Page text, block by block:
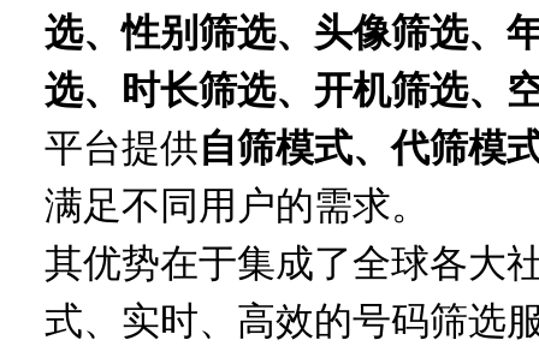
选、性别筛选、头像筛选、
选、时长筛选、开机筛选、
平台提供自筛模式、代筛模
满足不同用户的需求。
其优势在于集成了全球各大
式、实时、高效的号码筛选